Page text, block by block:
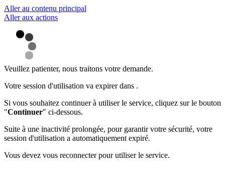
Aller au contenu principal
Aller aux actions
Veuillez patienter, nous traitons votre demande.
Votre session d'utilisation va expirer dans .
Si vous souhaitez continuer à utiliser le service, cliquez sur le bouton
"Continuer" ci-dessous.
Suite à une inactivité prolongée, pour garantir votre sécurité, votre
session d'utilisation a automatiquement expiré.
Vous devez vous reconnecter pour utiliser le service.